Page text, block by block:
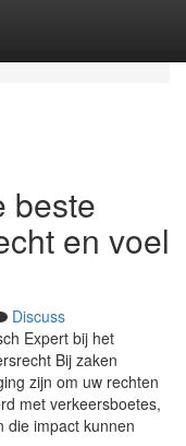
beste
en voel
Discuss
Expert bij het
Bij zaken
zijn om uw rechten
met verkeersboetes,
die impact kunnen